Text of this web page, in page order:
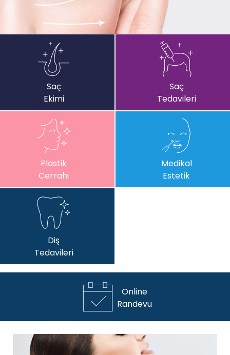
Saç
Ekimi
Saç
Tedavileri
Plastik
Cerrahi
Medikal
Estetik
Diş
Tedavileri
Online
Randevu